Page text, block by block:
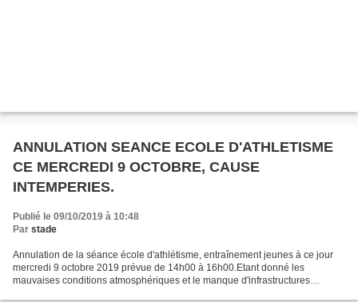
ANNULATION SEANCE ECOLE D'ATHLETISME
CE MERCREDI 9 OCTOBRE, CAUSE
INTEMPERIES.
Publié le 09/10/2019 à 10:48
Par stade
Annulation de la séance école d'athlétisme, entraînement jeunes à ce jour
mercredi 9 octobre 2019 prévue de 14h00 à 16h00.Etant donné les
mauvaises conditions atmosphériques et le manque d'infrastructures